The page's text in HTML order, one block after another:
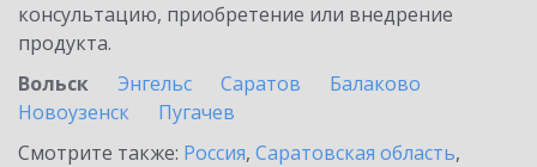
консультацию, приобретение или внедрение
продукта.
Вольск
Энгельс Саратов
Балаково
Новоузенск
Пугачев
Смотрите также: Россия, Саратовская область,